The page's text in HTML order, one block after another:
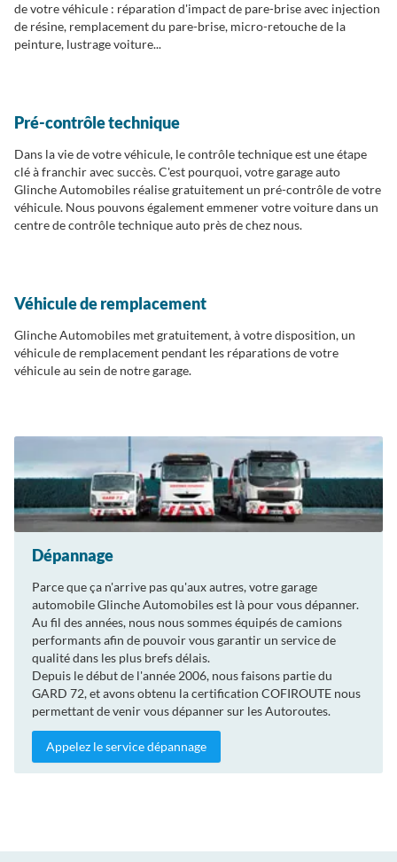
de votre véhicule : réparation d'impact de pare-brise avec injection
de résine, remplacement du pare-brise, micro-retouche de la
peinture, lustrage voiture...
Pré-contrôle technique
Dans la vie de votre véhicule, le contrôle technique est une étape
clé à franchir avec succès. C'est pourquoi, votre garage auto
Glinche Automobiles réalise gratuitement un pré-contrôle de votre
véhicule. Nous pouvons également emmener votre voiture dans un
centre de contrôle technique auto près de chez nous.
Véhicule de remplacement
Glinche Automobiles met gratuitement, à votre disposition, un
véhicule de remplacement pendant les réparations de votre
véhicule au sein de notre garage.
Dépannage
Parce que ça n'arrive pas qu'aux autres, votre garage
automobile Glinche Automobiles est là pour vous dépanner.
Au fil des années, nous nous sommes équipés de camions
performants afin de pouvoir vous garantir un service de
qualité dans les plus brefs délais.
Depuis le début de l'année 2006, nous faisons partie du
GARD 72, et avons obtenu la certification COFIROUTE nous
permettant de venir vous dépanner sur les Autoroutes.
Appelez le service dépannage